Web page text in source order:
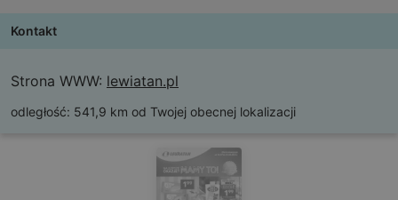
Kontakt
Strona WWW: lewiatan.pl
odległość: 541,9 km od Twojej obecnej lokalizacji